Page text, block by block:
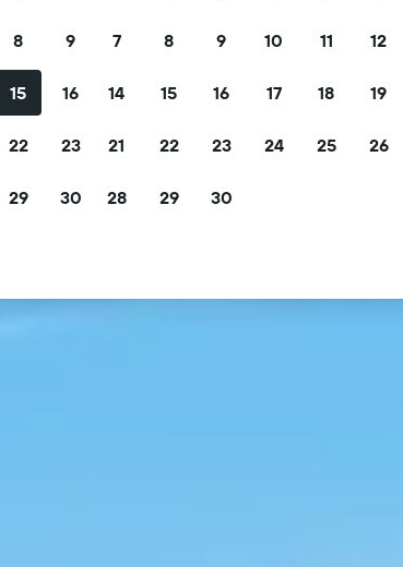
8 9
15 16
22 23
29 30
7 8 9 10 11 12
14 15 16 17 18 19
21 22 23 24 25 26
28 29 30